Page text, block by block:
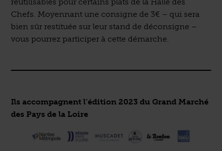
Chefs. Moyennant une consigne de 3€ – qui sera
bien sûr restituée sur leur stand de déconsigne –
vous pourrez participer à cette démarche.
Ils accompagnent l’édition 2023 du Grand Marché
des Pays de la Loire